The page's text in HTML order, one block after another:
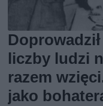
liczby ludzi
razem
jako